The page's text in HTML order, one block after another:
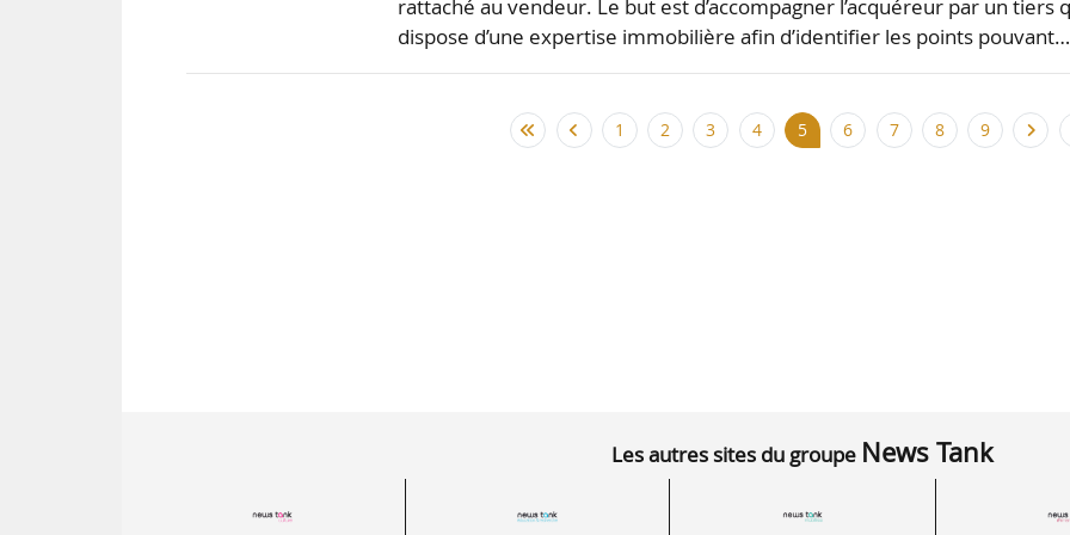
rattaché au vendeur. Le but est d’accompagner l’acquéreur par un tiers
dispose d’une expertise immobilière afin d’identifier les points pouvant…
1 2 3 4 5 6 7 8 9
Les autres sites du groupe News Tank